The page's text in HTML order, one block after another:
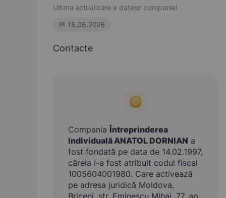
Ultima actualizare a datelor companiei
15.06.2026
Contacte
CompaniaÎntreprinderea
Individuală ANATOL DORNIAN a
fost fondată pe data de 14.02.1997,
căreia i-a fost atribuit codul fiscal
1005604001980. Care activează
pe adresa juridică Moldova,
Briceni, str. Eminescu Mihai, 77, ap.